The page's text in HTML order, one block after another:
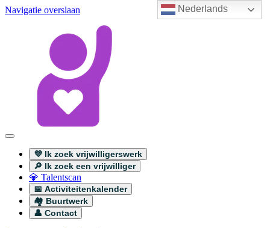
Nederlands
Navigatie overslaan
💜 Ik zoek vrijwilligerswerk
🔎 Ik zoek een vrijwilliger
💎 Talentscan
📅 Activiteitenkalender
🏘️ Buurtwerk
👤 Contact